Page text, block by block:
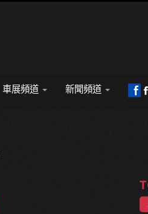
車展頻道 新聞頻道